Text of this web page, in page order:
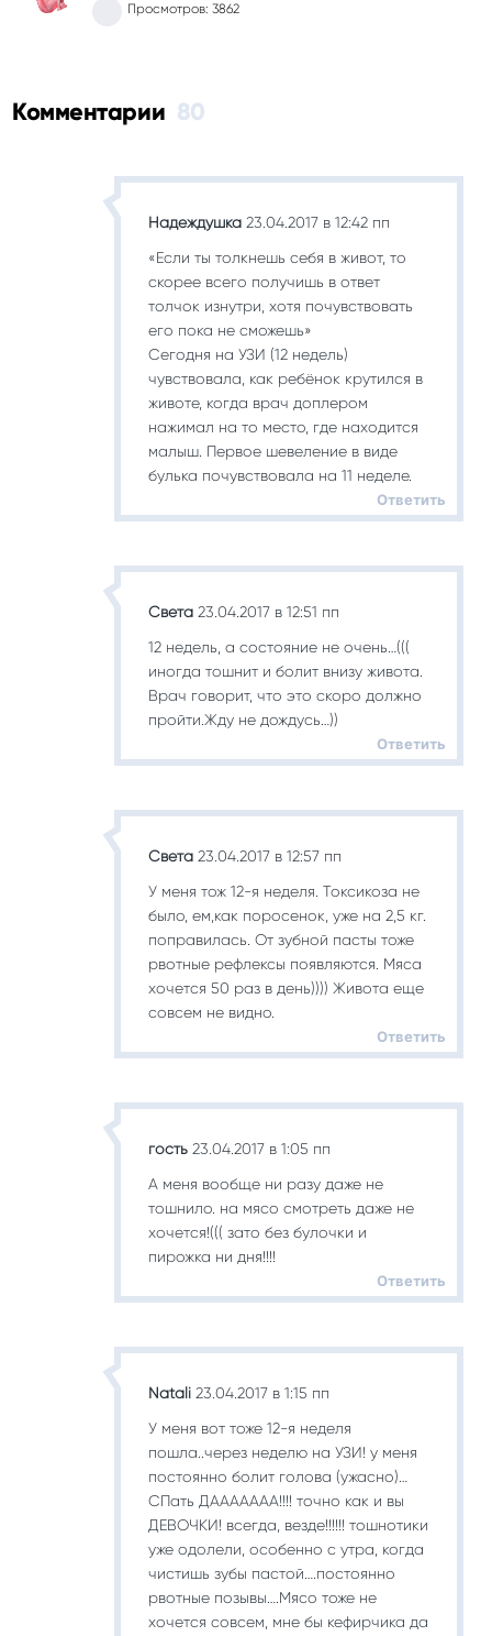
Просмотров: 3862
Комментарии 80
Надеждушка 23.04.2017 в 12:42 пп
«Если ты толкнешь себя в живот, то
скорее всего получишь в ответ
толчок изнутри, хотя почувствовать
его пока не сможешь»
Сегодня на УЗИ (12 недель)
чувствовала, как ребёнок крутился в
животе, когда врач доплером
нажимал на то место, где находится
малыш. Первое шевеление в виде
булька почувствовала на 11 неделе.
Ответить
Света 23.04.2017 в 12:51 пп
12 недель, а состояние не очень…(((
иногда тошнит и болит внизу живота.
Врач говорит, что это скоро должно
пройти.Жду не дождусь…))
Ответить
Света 23.04.2017 в 12:57 пп
У меня тож 12-я неделя. Токсикоза не
было, ем,как поросенок, уже на 2,5 кг.
поправилась. От зубной пасты тоже
рвотные рефлексы появляются. Мяса
хочется 50 раз в день)))) Живота еще
совсем не видно.
Ответить
гость 23.04.2017 в 1:05 пп
А меня вообще ни разу даже не
тошнило. на мясо смотреть даже не
хочется!((( зато без булочки и
пирожка ни дня!!!!
Ответить
Natali 23.04.2017 в 1:15 пп
У меня вот тоже 12-я неделя
пошла..через неделю на УЗИ! у меня
постоянно болит голова (ужасно)…
СПать ДААААААА!!!! точно как и вы
ДЕВОЧКИ! всегда, везде!!!!!! тошнотики
уже одолели, особенно с утра, когда
чистишь зубы пастой….постоянно
рвотные позывы….Мясо тоже не
хочется совсем, мне бы кефирчика да